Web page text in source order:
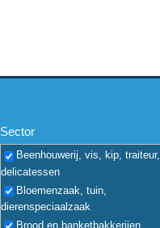
Sector
Beenhouwerij, vis, kip, traiteur,
delicatessen
Bloemenzaak, tuin,
dierenspeciaalzaak
Brood en banketbakkerijen,